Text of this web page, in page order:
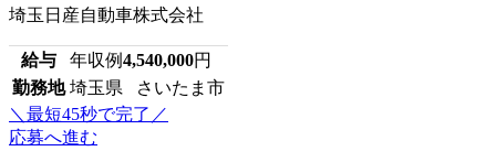
埼玉日産自動車株式会社
給与 年収例4,540,000円
勤務地 埼玉県 さいたま市
＼最短45秒で完了／
応募へ進む